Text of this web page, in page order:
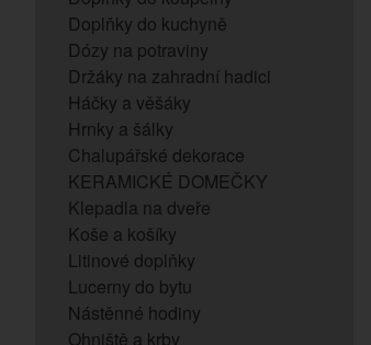
Doplňky do kuchyně
Dózy na potraviny
Držáky na zahradní hadici
Háčky a věšáky
Hrnky a šálky
Chalupářské dekorace
KERAMICKÉ DOMEČKY
Klepadla na dveře
Koše a košíky
Litinové doplňky
Lucerny do bytu
Nástěnné hodiny
Ohniště a krby